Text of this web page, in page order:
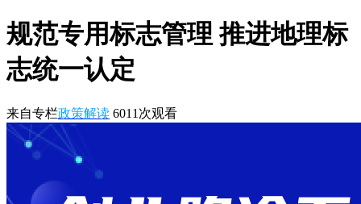
规范专用标志管理 推进地理标
志统一认定
来自专栏政策解读 6011 次观看